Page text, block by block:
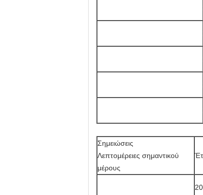
Σημειώσεις
Λεπτομέρειες σημαντικού
μέρους